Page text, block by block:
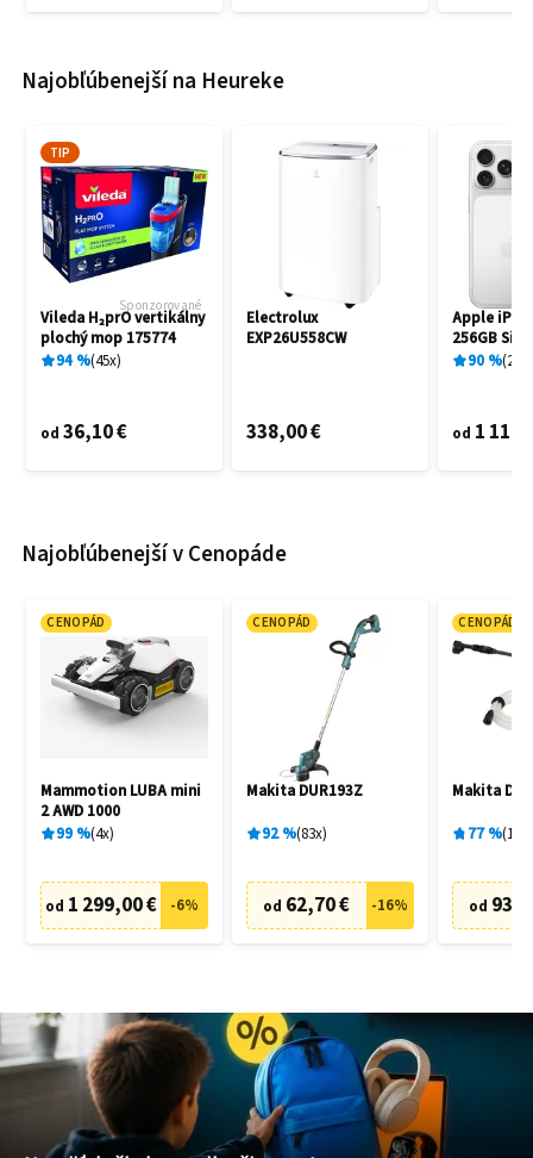
Najobľúbenejší na Heureke
TIP
Sponzorované
Vileda H₂prO vertikálny
plochý mop 175774
94% 45x
od 36,10 €
Electrolux
EXP26U558CW
338,00 €
Apple
256GB
90% 25
od 1
Najobľúbenejší v Cenopáde
CENOPÁD
Mammotion LUBA mini
2 AWD 1000
99% 4x
od 1 299,00 € -6%
CENOPÁD
Makita DUR193Z
92% 83x
od 62,70 € -16%
CENOPÁD
Makita
77% 19
od